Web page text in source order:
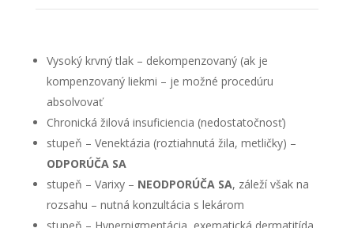
Vysoký krvný tlak – dekompenzovaný (ak je
kompenzovaný liekmi – je možné procedúru
absolvovať
Chronická žilová insuficiencia (nedostatočnosť)
stupeň – Venektázia (roztiahnutá žila, metličky) –
ODPORÚČA SA
stupeň – Varixy – NEODPORÚČA SA, záleží však na
rozsahu – nutná konzultácia s lekárom